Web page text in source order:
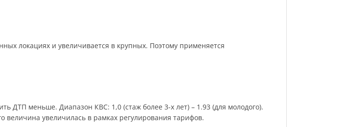
локациях и увеличивается в крупных. Поэтому применяется
ДТП меньше. Диапазон КВС: 1,0 (стаж более 3-х лет) – 1.93 (для молодого).
увеличилась в рамках регулирования тарифов.